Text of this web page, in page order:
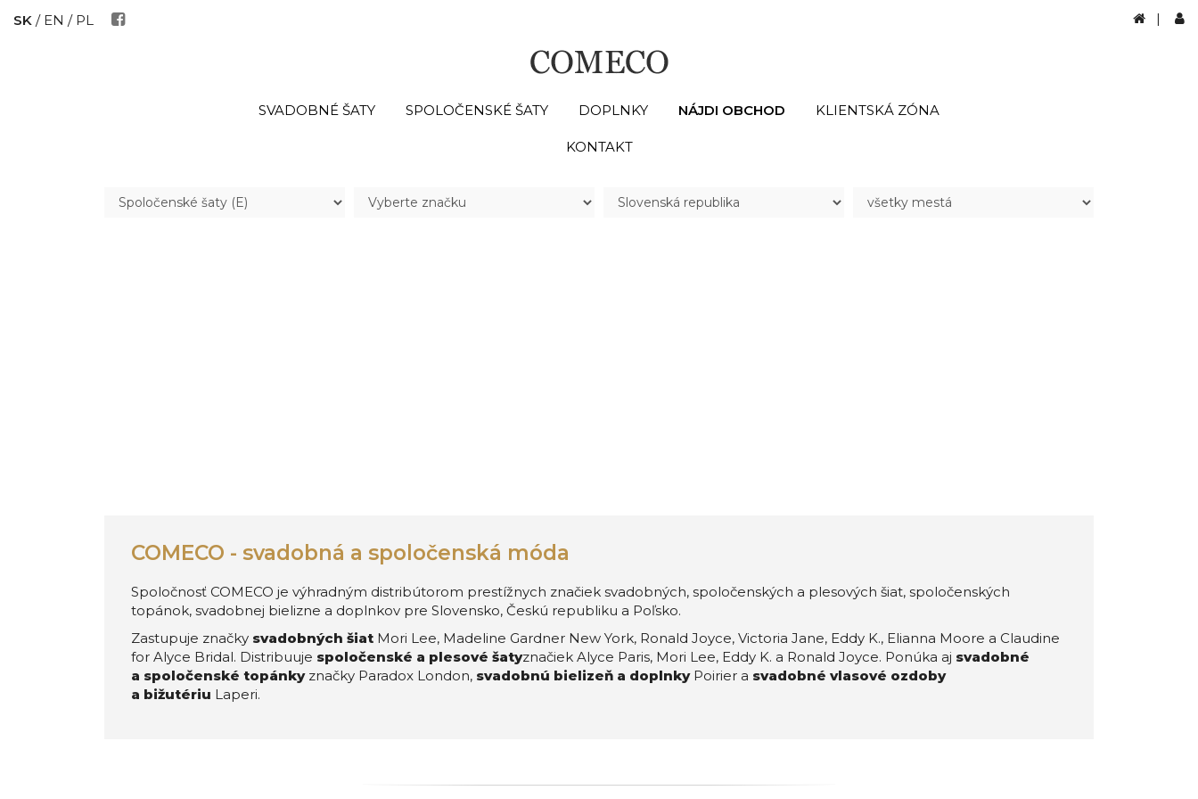
SK / EN / PL |
SVADOBNÉ ŠATY SPOLOČENSKÉ ŠATY DOPLNKY NÁJDI OBCHOD KLIENTSKÁ ZÓNA
KONTAKT
COMECO - svadobná a spoločenská móda
Spoločnosť COMECO je výhradným distribútorom prestížnych značiek svadobných, spoločenských a plesových šiat, spoločenských
topánok, svadobnej bielizne a doplnkov pre Slovensko, Českú republiku a Poľsko.
Zastupuje značky svadobných šiat Mori Lee, Madeline Gardner New York, Ronald Joyce, Victoria Jane, Eddy K., Elianna Moore a Claudine
for Alyce Bridal. Distribuuje spoločenské a plesové šatyznačiek Alyce Paris, Mori Lee, Eddy K. a Ronald Joyce. Ponúka aj svadobné
a spoločenské topánkyznačky Paradox London, svadobnú bielizeň a doplnkyPoirier a svadobné vlasové ozdoby
a bižutériu Laperi.